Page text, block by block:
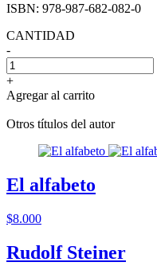
ISBN: 978-987-682-082-0
CANTIDAD
-
+
Agregar al carrito
Otros títulos del autor
El alfabeto
$8.000
Rudolf Steiner